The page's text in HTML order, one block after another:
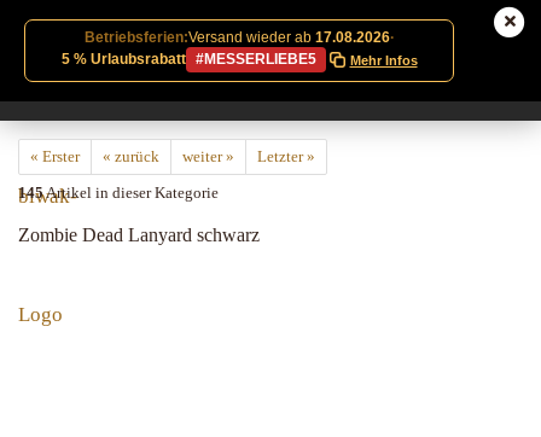
Betriebsferien:Versand wieder ab 17.08.2026·
5 % Urlaubsrabatt
#MESSERLIEBE5 Mehr Infos
« Erster « zurück weiter »
Letzter »
145Artikel in dieser Kategorie
Zombie Dead Lanyard schwarz